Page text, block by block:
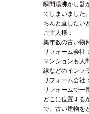
瞬間湯沸かし器
てしまいました
ちんと直したい
ご主人様：
築年数の古い物
リフォーム会社：
マンションも人
線などのインフ
リフォーム会社：
リフォームで一
どこに位置する
で、古い建物を